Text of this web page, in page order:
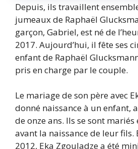
Depuis, ils travaillent
jumeaux de Raphaël
garçon, Gabriel, est né de
2017. Aujourd’hui, il fête ses
enfant de Raphaël
pris en charge par le couple.
Le mariage de son père avec
donné naissance à un enfant,
de onze ans. Ils se sont
avant la naissance de leur fils.
2012, Eka Zgouladze a été